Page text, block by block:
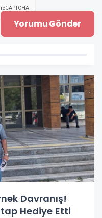
Davranış!
Hediye Etti